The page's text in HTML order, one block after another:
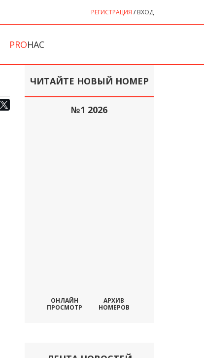
РЕГИСТРАЦИЯ /ВХОД
PROНАС
ЧИТАЙТЕ НОВЫЙ НОМЕР
№1 2026
ОНЛАЙН
ПРОСМОТР
АРХИВ
НОМЕРОВ